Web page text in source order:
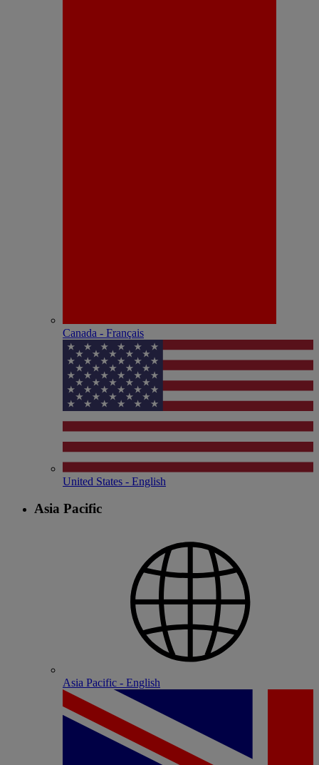
Canada - Français
United States - English
Asia Pacific
Asia Pacific - English